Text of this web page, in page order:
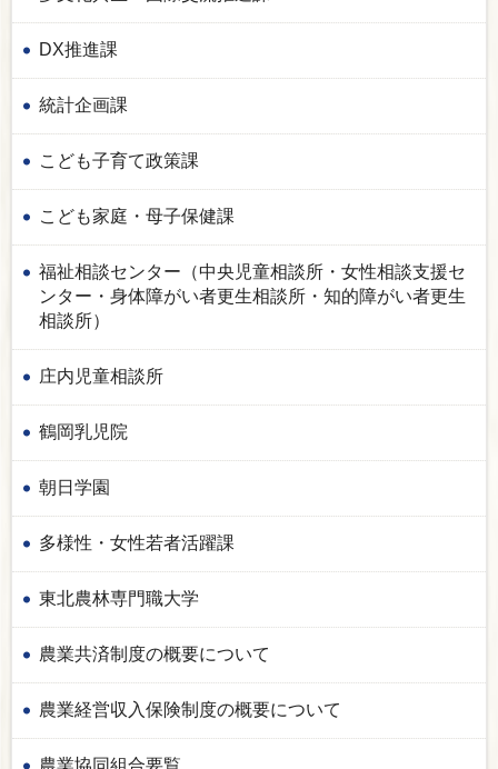
DX推進課
統計企画課
こども子育て政策課
こども家庭・母子保健課
福祉相談センター（中央児童相談所・女性相談支援セ
ンター・身体障がい者更生相談所・知的障がい者更生
相談所）
庄内児童相談所
鶴岡乳児院
朝日学園
多様性・女性若者活躍課
東北農林専門職大学
農業共済制度の概要について
農業経営収入保険制度の概要について
農業協同組合要覧